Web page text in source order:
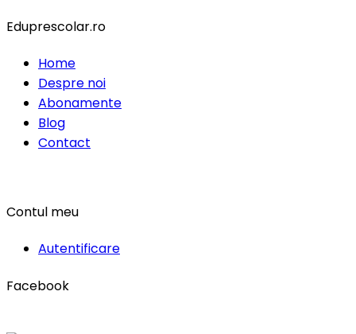
Eduprescolar.ro
Home
Despre noi
Abonamente
Blog
Contact
Contul meu
Autentificare
Facebook